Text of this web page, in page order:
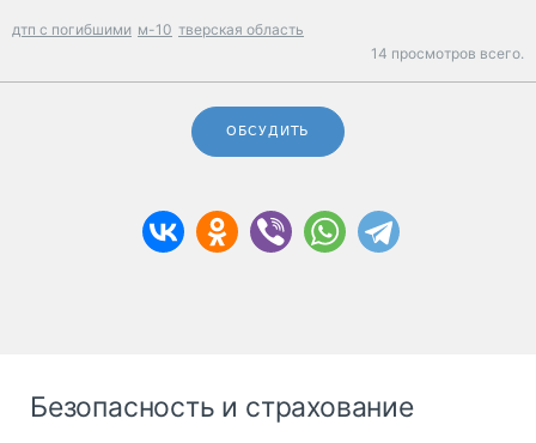
дтп с погибшими м-10 тверская область
14 просмотров всего.
ОБСУДИТЬ
Безопасность и страхование